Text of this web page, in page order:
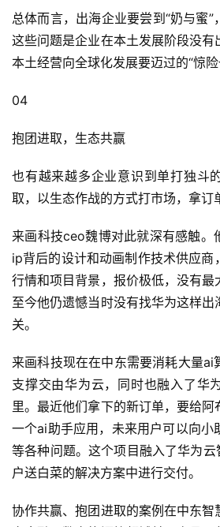
总体而言，出海企业要尝到“奶与蜜”
这些问题是企业在本土发展阶段没有
本土经营向全球化发展要迈过的“惊险
04
抱团进取，生态共赢
也有越来越多企业意识到单打独斗
取，以生态作战的方式打市场，拿订
来画科技ceo魏博对此就深有感触。
ip背后的设计和动画制作技术供应商
行情和项目背景，报价极低，没有最
至今他仍遗憾当时没有找华为这样
关。
来画科技现在在中东需要消耗大量ai
支撑交由华为云，同时也融入了华
里。最近他们拿下的新订单，要给
一个ai助手应用，未来用户可以向小
等各种问题。这个项目融入了华为
户送白菜的解决方案中进行交付。
协作共赢、抱团进取的案例在中东